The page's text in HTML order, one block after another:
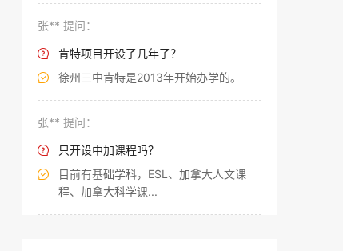
张** 提问：
 肯特项目开设了几年了？
 徐州三中肯特是2013年开始办学的。
张** 提问：
 只开设中加课程吗？

目前有基础学科，ESL、加拿大人文课
程、加拿大科学课...